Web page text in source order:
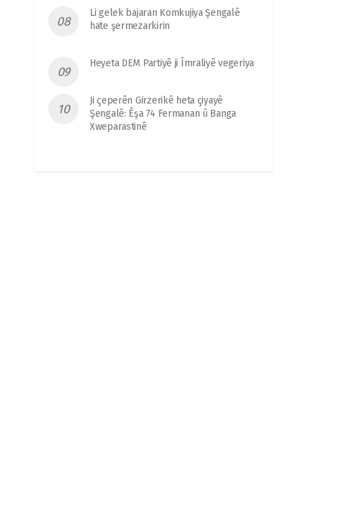
Li gelek bajaran Komkujiya Şengalê
hate şermezarkirin
Heyeta DEM Partiyê ji Îmraliyê vegeriya
Ji çeperên Girzerikê heta çiyayê
Şengalê: Êşa 74 Fermanan û Banga
Xweparastinê